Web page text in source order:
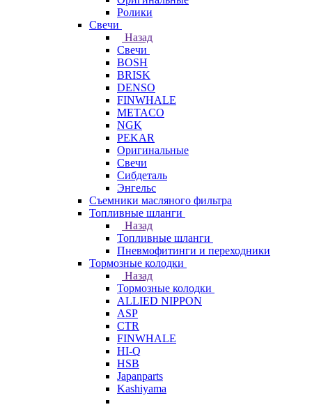
Ролики
Свечи
Назад
Свечи
BOSH
BRISK
DENSO
FINWHALE
METACO
NGK
PEKAR
Оригинальные
Свечи
Сибдеталь
Энгельс
Съемники масляного фильтра
Топливные шланги
Назад
Топливные шланги
Пневмофитинги и переходники
Тормозные колодки
Назад
Тормозные колодки
ALLIED NIPPON
ASP
CTR
FINWHALE
HI-Q
HSB
Japanparts
Kashiyama